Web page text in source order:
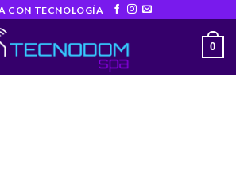
CON TECNOLOGÍA
0